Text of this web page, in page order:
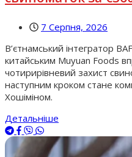
7 Серпня, 2026
В’єтнамський інтегратор
китайським Muyuan Foods
чотирирівневий захист
наступним кроком стане
Хошіміном.
Детальніше